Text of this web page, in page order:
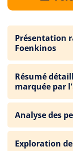
Présentation
Foenkinos
Résumé
marquée par
Analyse des
Exploration